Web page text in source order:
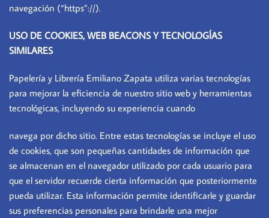
navegación (“https”://).
USO DE COOKIES, WEB BEACONS Y TECNOLOGÍAS
SIMILARES
Papelería y Librería Emiliano Zapata utiliza varias tecnologías
para mejorar la eficiencia de nuestro sitio web y herramientas
tecnológicas, incluyendo su experiencia cuando
navega por dicho sitio. Entre estas tecnologías se incluye el uso
de cookies, que son pequeñas cantidades de información que
se almacenan en el navegador utilizado por cada usuario para
que el servidor recuerde cierta información que posteriormente
pueda utilizar. Esta información permite identificarle y guardar
sus preferencias personales para brindarle una mejor